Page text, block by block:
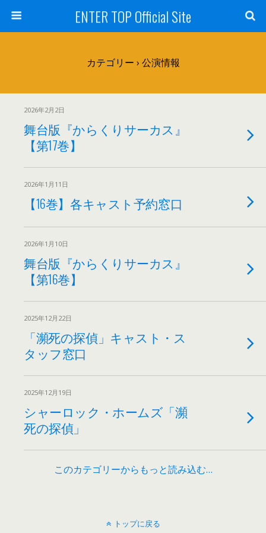
ENTER TOP Official Site
カテゴリー › 公演情報
2026年2月2日
舞台版『からくりサーカス』
【第17巻】
2026年1月11日
【16巻】各キャスト予約窓口
2026年1月10日
舞台版『からくりサーカス』
【第16巻】
2025年12月22日
「瀕死の探偵」キャスト・ス
タッフ窓口
2025年12月19日
シャーロック・ホームズ「瀕
死の探偵」
このカテゴリーからもっと読み込む…
トップに戻る